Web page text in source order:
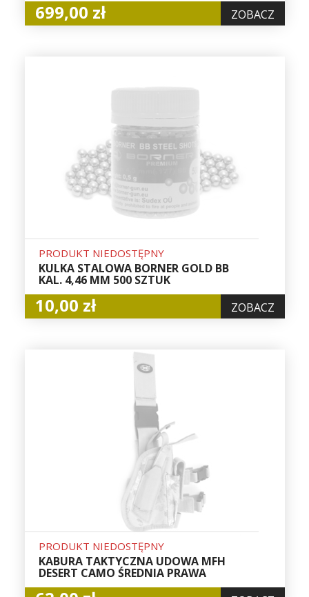
699,00 zł ZOBACZ
PRODUKT NIEDOSTĘPNY
KULKA STALOWA BORNER GOLD BB
KAL. 4,46 MM 500 SZTUK
10,00 zł ZOBACZ
PRODUKT NIEDOSTĘPNY
KABURA TAKTYCZNA UDOWA MFH
DESERT CAMO ŚREDNIA PRAWA